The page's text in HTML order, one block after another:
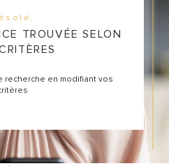
Désolé,
TROUVÉE SELON
recherche en modifiant vos